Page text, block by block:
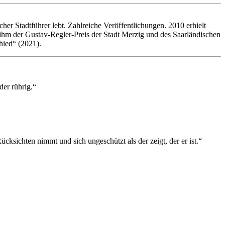
Stadtführer lebt. Zahlreiche Veröffentlichungen. 2010 erhielt
der Gustav-Regler-Preis der Stadt Merzig und des Saarländischen
(2021).
rührig.“
nimmt und sich ungeschützt als der zeigt, der er ist.“